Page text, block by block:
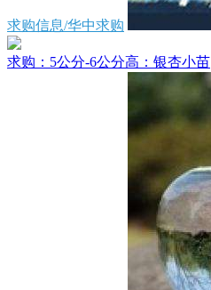
求购信息/华中求购
求购：5公分-6公分高：银杏小苗